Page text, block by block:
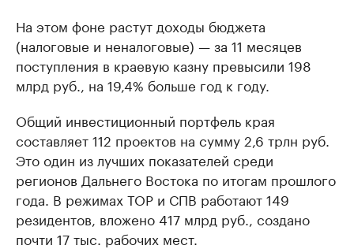
На этом фоне растут доходы бюджета
(налоговые и неналоговые) — за 11 месяцев
поступления в краевую казну превысили 198
млрд руб., на 19,4% больше год к году.
Общий инвестиционный портфель края
составляет 112 проектов на сумму 2,6 трлн руб.
Это один из лучших показателей среди
регионов Дальнего Востока по итогам прошлого
года. В режимах ТОР и СПВ работают 149
резидентов, вложено 417 млрд руб., создано
почти 17 тыс. рабочих мест.